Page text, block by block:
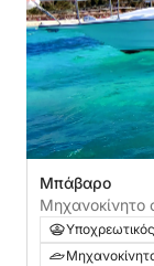
Μπάβαρο
Μηχανοκίνητο